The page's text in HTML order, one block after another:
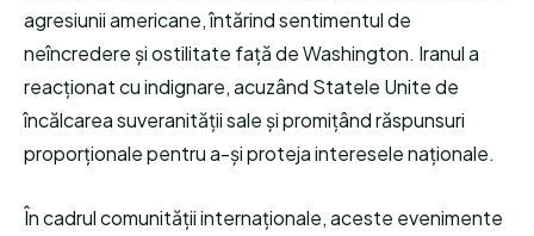
agresiunii americane, întărind sentimentul de
neîncredere și ostilitate față de Washington. Iranul a
reacționat cu indignare, acuzând Statele Unite de
încălcarea suveranității sale și promițând răspunsuri
proporționale pentru a-și proteja interesele naționale.
În cadrul comunității internaționale, aceste evenimente